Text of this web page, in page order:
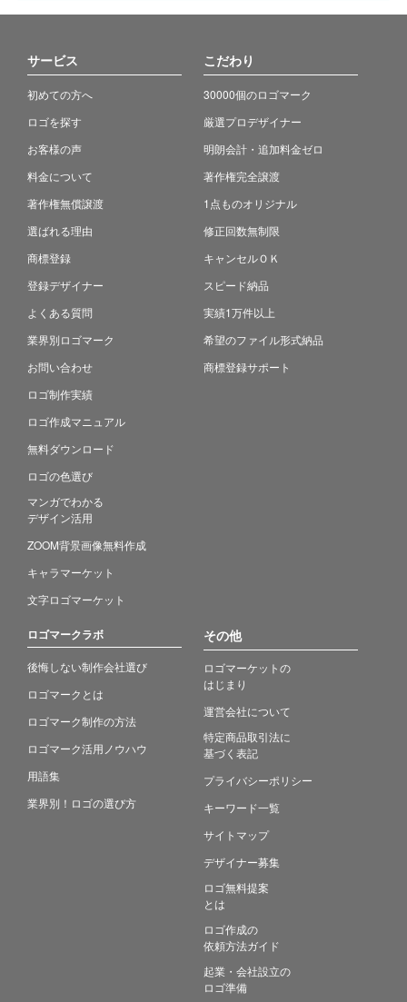
サービス
初めての方へ
ロゴを探す
お客様の声
料金について
著作権無償譲渡
選ばれる理由
商標登録
登録デザイナー
よくある質問
業界別ロゴマーク
お問い合わせ
ロゴ制作実績
ロゴ作成マニュアル
無料ダウンロード
ロゴの色選び
マンガでわかる
デザイン活用
ZOOM背景画像無料作成
キャラマーケット
文字ロゴマーケット
こだわり
30000個のロゴマーク
厳選プロデザイナー
明朗会計・追加料金ゼロ
著作権完全譲渡
1点ものオリジナル
修正回数無制限
キャンセルＯＫ
スピード納品
実績1万件以上
希望のファイル形式納品
商標登録サポート
ロゴマークラボ
後悔しない制作会社選び
ロゴマークとは
ロゴマーク制作の方法
ロゴマーク活用ノウハウ
用語集
業界別！ロゴの選び方
その他
ロゴマーケットの
はじまり
運営会社について
特定商品取引法に
基づく表記
プライバシーポリシー
キーワード一覧
サイトマップ
デザイナー募集
ロゴ無料提案
とは
ロゴ作成の
依頼方法ガイド
起業・会社設立の
ロゴ準備